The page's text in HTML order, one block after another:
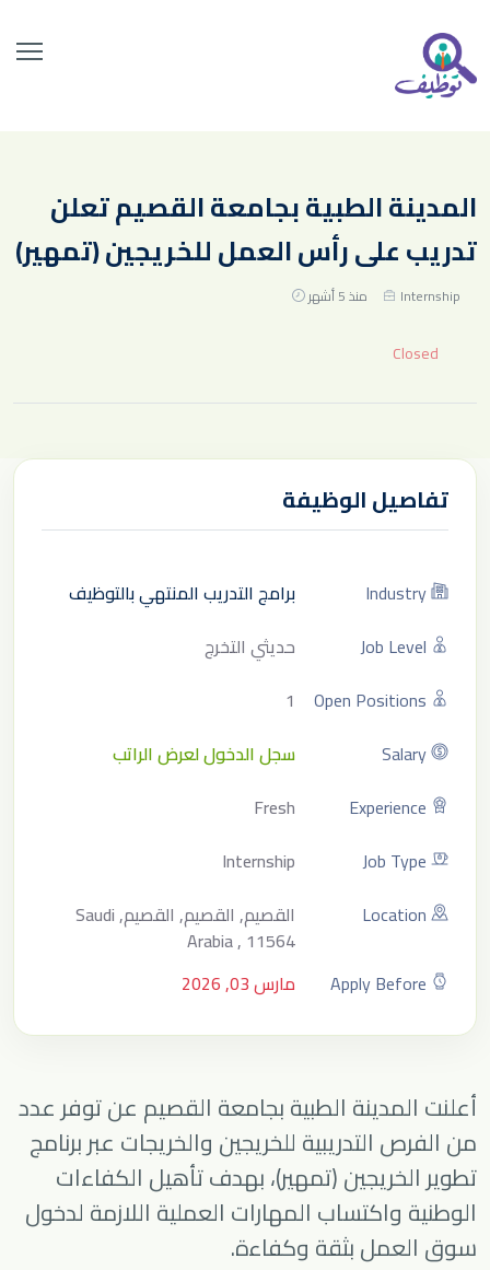
المدينة الطبية بجامعة القصيم تعلن
تدريب على رأس العمل للخريجين (تمهير)
Internship منذ 5 أشهر
Closed
تفاصيل الوظيفة
Industry
برامج التدريب المنتهي بالتوظيف
Job Level
حديثي التخرج
Open Positions
1
Salary
سجل الدخول لعرض الراتب
Experience
Fresh
Job Type
Internship
Location
القصيم, القصيم, القصيم, Saudi
Arabia , 11564
Apply Before
مارس 03, 2026
أعلنت المدينة الطبية بجامعة القصيم عن توفر عدد
من الفرص التدريبية للخريجين والخريجات عبر برنامج
تطوير الخريجين (تمهير)، بهدف تأهيل الكفاءات
الوطنية واكتساب المهارات العملية اللازمة لدخول
سوق العمل بثقة وكفاءة.